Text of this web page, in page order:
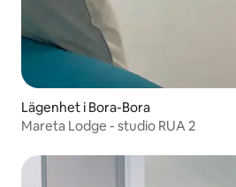
Lägenhet i Bora-Bora
Mareta Lodge - studio RUA 2